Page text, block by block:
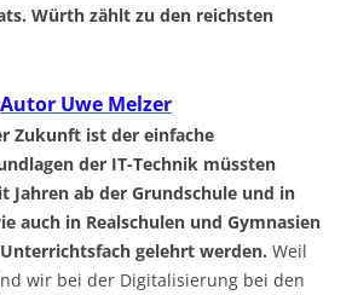
Würth zählt zu den reichsten
Autor Uwe Melzer
Zukunft ist der einfache
der IT-Technik müssten
Jahren ab der Grundschule und in
auch in Realschulen und Gymnasien
gelehrt werden. Weil
wir bei der Digitalisierung bei den